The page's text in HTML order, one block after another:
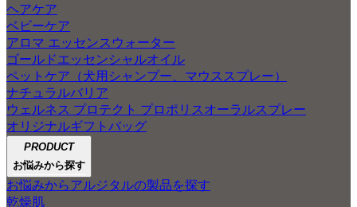
ヘアケア
ベビーケア
アロマ エッセンスウォーター
ゴールドエッセンシャルオイル
ペットケア（犬用シャンプー、マウススプレー）
ナチュラルバリア
ウェルネス プロテクト プロポリスオーラルスプレー
オリジナルギフトバッグ
PRODUCT
お悩みから探す
お悩みからアルジタルの製品を探す
乾燥肌